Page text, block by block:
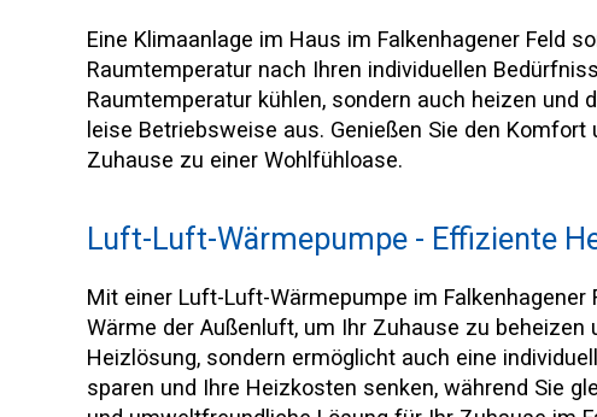
Eine Klimaanlage im Haus im Falkenhagener Feld
Raumtemperatur nach Ihren individuellen
Raumtemperatur kühlen, sondern auch heizen
leise Betriebsweise aus. Genießen Sie den
Zuhause zu einer Wohlfühloase.
Luft-Luft-Wärmepumpe - Effiziente
Mit einer Luft-Luft-Wärmepumpe im
Wärme der Außenluft, um Ihr Zuhause zu
Heizlösung, sondern ermöglicht auch eine
sparen und Ihre Heizkosten senken, während Sie